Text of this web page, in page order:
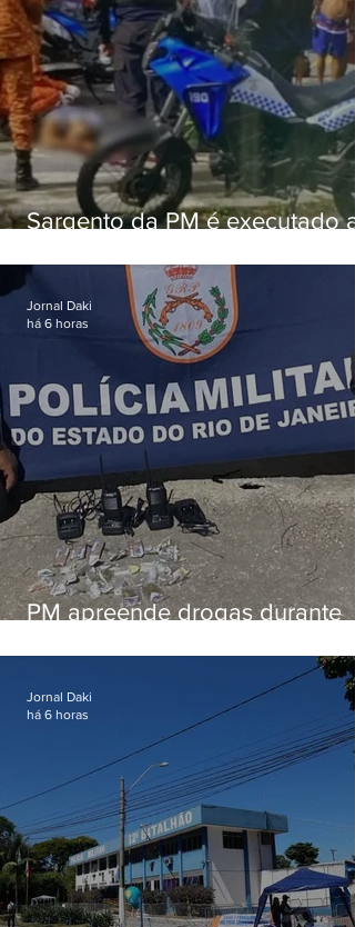
Sargento da PM é executado a
em Vaz Lobo
PM apreende drogas durante
Jornal Daki
há 6 horas
Jornal Daki
há 6 horas